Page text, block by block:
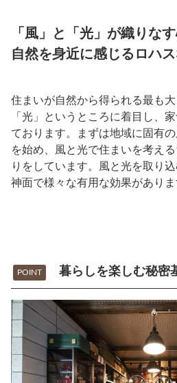
「風」と「光」が織りな
自然を身近に感じるロハ
住まいが自然から得られる最も
「光」というところに着目し、
ております。まずは地域に固有
を始め、風と光で住まいを考え
りをしています。風と光を取り
神面で様々な有用な効果がありま
POINT 暮らしを楽しむ秘密